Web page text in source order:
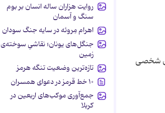
شخصی
روایت هزاران ساله انسان بر بوم
سنگ و آسمان
اهرام مِروئه در سایه جنگ سودان
جنگل‌های یونان؛ نقاشیِ سوخته‌ی
زمین
تازه‌ترین وضعیت تنگه هرمز
۱۰ خط قرمز در دعوای همسران
جمع‌آوری موکب‌های اربعین در
کربلا